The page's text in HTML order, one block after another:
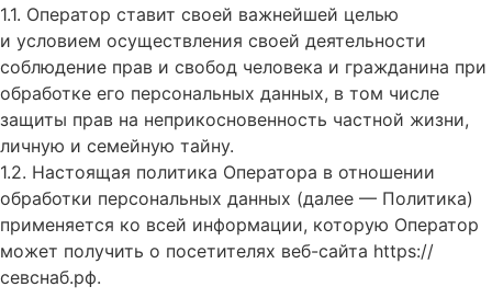
1.1. Оператор ставит своей важнейшей целью
и условием осуществления своей деятельности
соблюдение прав и свобод человека и гражданина при
обработке его персональных данных, в том числе
защиты прав на неприкосновенность частной жизни,
личную и семейную тайну.
1.2. Настоящая политика Оператора в отношении
обработки персональных данных (далее — Политика)
применяется ко всей информации, которую Оператор
может получить о посетителях веб-сайта https://
севснаб.рф.